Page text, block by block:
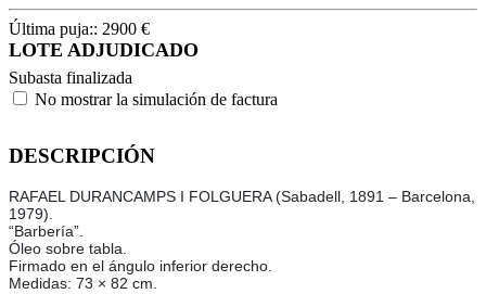
Última puja:: 2900 €
LOTE ADJUDICADO
Subasta finalizada
No mostrar la simulación de factura
DESCRIPCIÓN
RAFAEL DURANCAMPS I FOLGUERA (Sabadell, 1891 – Barcelona,
1979).
“Barbería”.
Óleo sobre tabla.
Firmado en el ángulo inferior derecho.
Medidas: 73 × 82 cm.